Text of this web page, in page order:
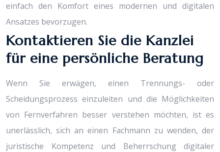
einfach den Komfort eines modernen und digitalen
Ansatzes bevorzugen.
Kontaktieren Sie die Kanzlei
für eine persönliche Beratung
Wenn Sie erwägen, einen Trennungs- oder
Scheidungsprozess einzuleiten und die Möglichkeiten
von Fernverfahren besser verstehen möchten, ist es
unerlässlich, sich an einen Fachmann zu wenden, der
juristische Kompetenz und Beherrschung digitaler